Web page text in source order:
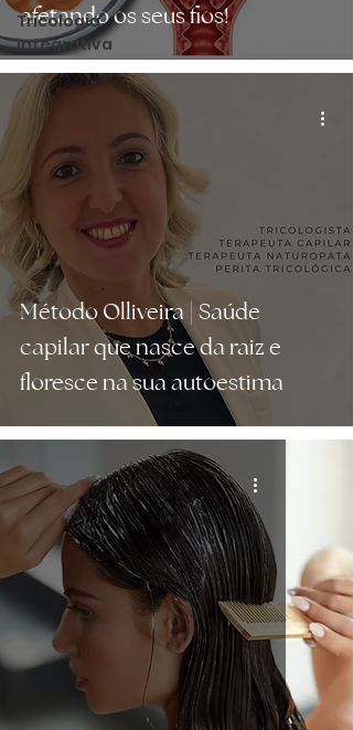
Tricologia
Integrativa
afetando os seus fios!
Método Olliveira | Saúde
capilar que nasce da raiz e
floresce na sua autoestima